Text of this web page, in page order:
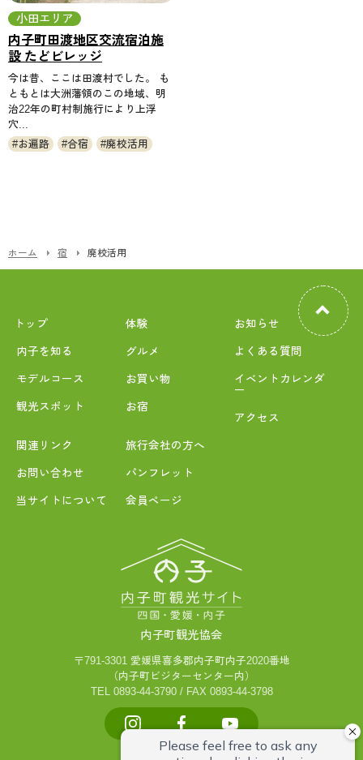
小田エリア
内子町田渡地区交流宿泊施
設 たどビレッジ
今は昔、ここは田渡村でした。 も
ともとは大洲藩領のこの地域、明
治22年の町村制施行により上浮
穴...
お遍路
合宿 廃校活用
ホーム 宿 廃校活用
トップ
内子を知る
モデルコース
観光スポット
体験
グルメ
お買い物
お宿
お知らせ
よくある質問
イベントカレンダ
ー
アクセス
関連リンク
お問い合わせ
当サイトについて
旅行会社の方へ
パンフレット
会員ページ
内子町観光協会
〒791-3301 愛媛県喜多郡内子町内子2020番地
（内子町ビジターセンター内）
TEL 0893-44-3790 / FAX 0893-44-3798